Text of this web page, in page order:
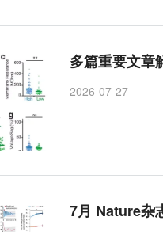
多篇重要文章
2026-07-27
7月 Nature杂